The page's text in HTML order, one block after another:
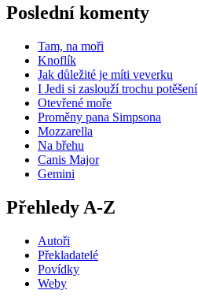
Poslední komenty
Tam, na moři
Knoflík
Jak důležité je míti veverku
I Jedi si zaslouží trochu potěšení
Otevřené moře
Proměny pana Simpsona
Mozzarella
Na břehu
Canis Major
Gemini
Přehledy A-Z
Autoři
Překladatelé
Povídky
Weby